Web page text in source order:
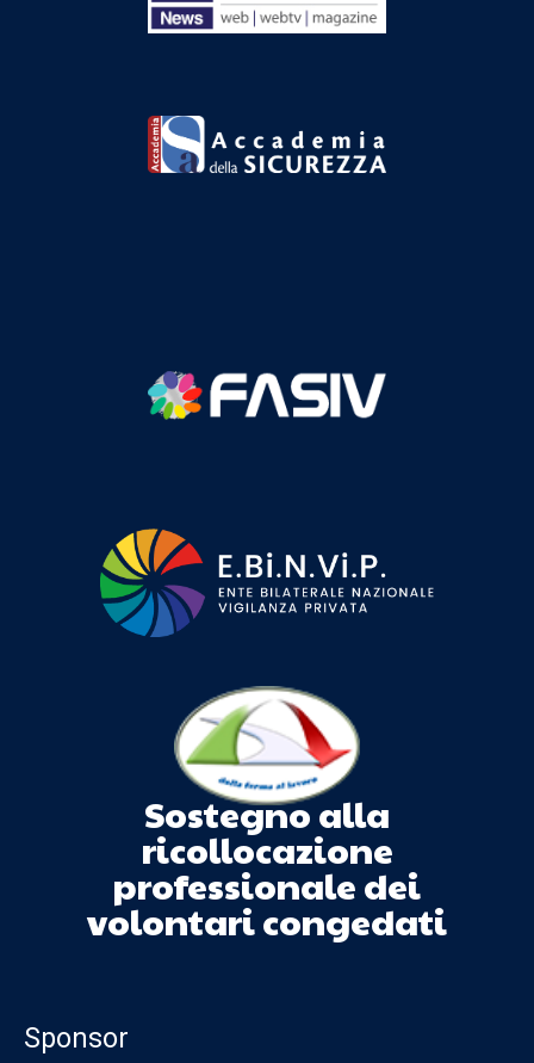
Sostegno alla
ricollocazione
professionale dei
volontari congedati
Sponsor